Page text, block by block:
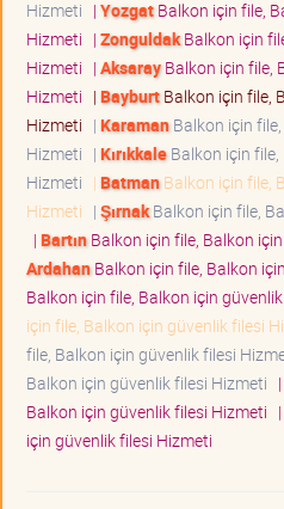
Hizmeti | YozgatBalkon için file,
Hizmeti | ZonguldakBalkon için
Hizmeti | AksarayBalkon için file,
Hizmeti | BayburtBalkon için file,
Hizmeti | KaramanBalkon için
Hizmeti | KırıkkaleBalkon için file,
Hizmeti | BatmanBalkon için file,
Hizmeti | ŞırnakBalkon için file,
| BartınBalkon için file, Balkon
ArdahanBalkon için file, Balkon
Balkon için file, Balkon için
için file, Balkon için güvenlik filesi
file, Balkon için güvenlik filesi
Balkon için güvenlik filesi Hizmeti |
Balkon için güvenlik filesi Hizmeti |
için güvenlik filesi Hizmeti